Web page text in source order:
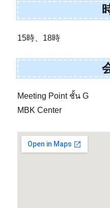
15時、18時
Meeting Point ชั้น G
MBK Center